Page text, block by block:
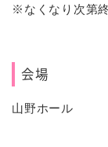
※なくなり次第
会場
山野ホール